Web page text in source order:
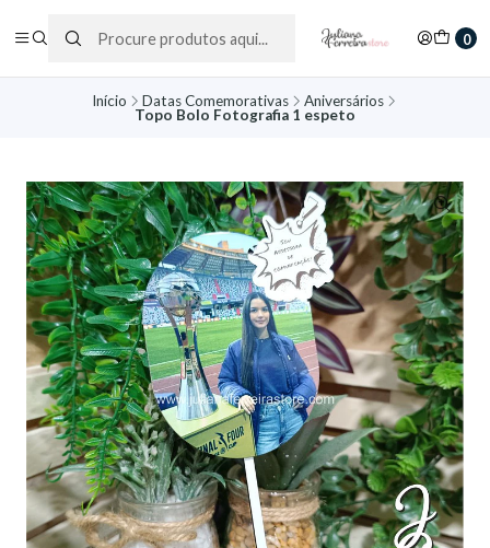
0
Início Datas Comemorativas
Aniversários
Topo Bolo Fotografia 1 espeto